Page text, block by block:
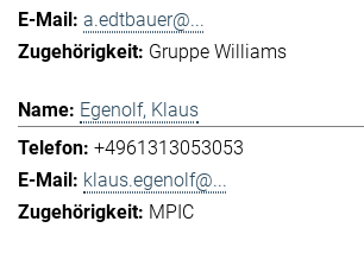
a.edtbauer@...
Gruppe Williams
Egenolf, Klaus
+4961313053053
klaus.egenolf@...
MPIC